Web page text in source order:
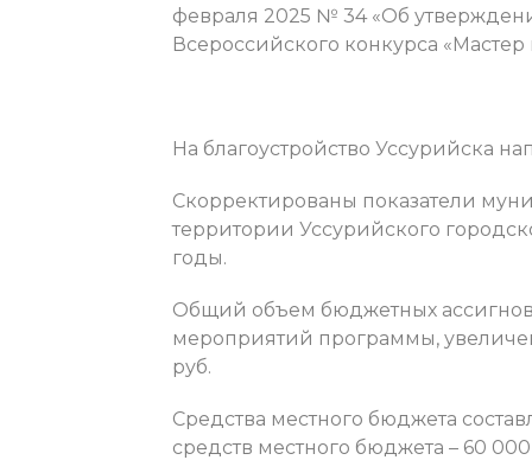
февраля 2025 № 34 «Об
Всероссийского конкурса «Мастер
На благоустройство Уссурийска
Скорректированы показатели
территории Уссурийского
годы.
Общий объем бюджетных
мероприятий программы, увеличен
руб.
Средства местного бюджета
средств местного бюджета – 60